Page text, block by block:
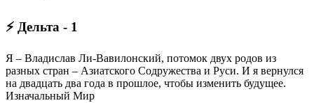
⚡ Дельта - 1
Я – Владислав Ли-Вавилонский, потомок двух родов из
разных стран – Азиатского Содружества и Руси. И я вернулся
на двадцать два года в прошлое, чтобы изменить будущее.
Изначальный Мир